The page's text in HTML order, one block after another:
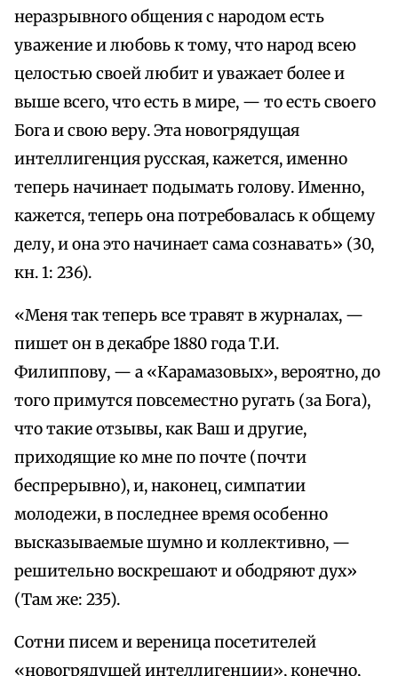
неразрывного общения с народом есть
уважение и любовь к тому, что народ всею
целостью своей любит и уважает более и
выше всего, что есть в мире, — то есть своего
Бога и свою веру. Эта новогрядущая
интеллигенция русская, кажется, именно
теперь начинает подымать голову. Именно,
кажется, теперь она потребовалась к общему
делу, и она это начинает сама сознавать» (30,
кн. 1: 236).
«Меня так теперь все травят в журналах, —
пишет он в декабре 1880 года Т.И.
Филиппову, — а «Карамазовых», вероятно, до
того примутся повсеместно ругать (за Бога),
что такие отзывы, как Ваш и другие,
приходящие ко мне по почте (почти
беспрерывно), и, наконец, симпатии
молодежи, в последнее время особенно
высказываемые шумно и коллективно, —
решительно воскрешают и ободряют дух»
(Там же: 235).
Сотни писем и вереница посетителей
«новогрядущей интеллигенции», конечно,